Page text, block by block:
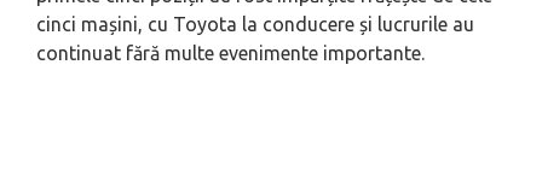
cinci mașini, cu Toyota la conducere și lucrurile au
continuat fără multe evenimente importante.